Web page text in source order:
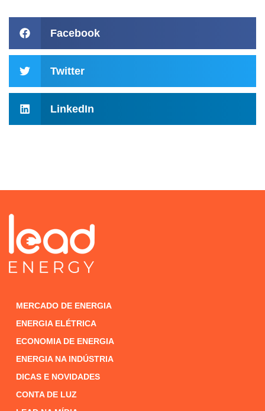
Facebook
Twitter
LinkedIn
MERCADO DE ENERGIA
ENERGIA ELÉTRICA
ECONOMIA DE ENERGIA
ENERGIA NA INDÚSTRIA
DICAS E NOVIDADES
CONTA DE LUZ